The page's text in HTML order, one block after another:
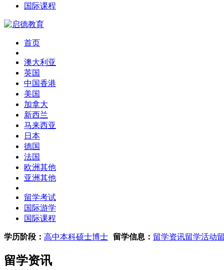
国际课程
首页
澳大利亚
英国
中国香港
美国
加拿大
新西兰
马来西亚
日本
德国
法国
欧洲其他
亚洲其他
留学考试
国际游学
国际课程
学历阶段： 高中本科硕士博士 留学信息： 留学资讯留学活动
留学资讯